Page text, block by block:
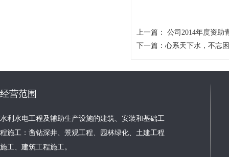
上一篇： 公司2014年度资助
下一篇： 心系天下水，不忘
经营范围
水利水电工程及辅助生产设施的建筑、安装和基础工
程施工：凿钻深井、景观工程、园林绿化、土建工程
施工、建筑工程施工。